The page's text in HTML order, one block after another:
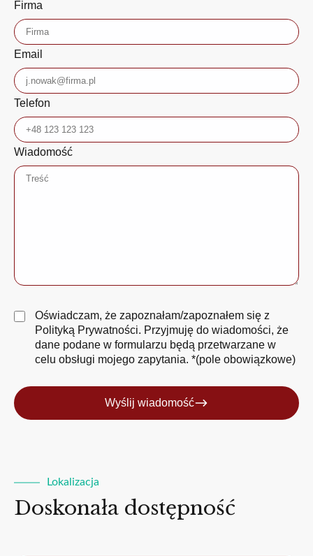
Firma
Email
Telefon
Wiadomość
Oświadczam, że zapoznałam/zapoznałem się z
Polityką Prywatności. Przyjmuję do wiadomości, że
dane podane w formularzu będą przetwarzane w
celu obsługi mojego zapytania. *(pole obowiązkowe)
Wyślij wiadomość
Lokalizacja
Doskonała dostępność